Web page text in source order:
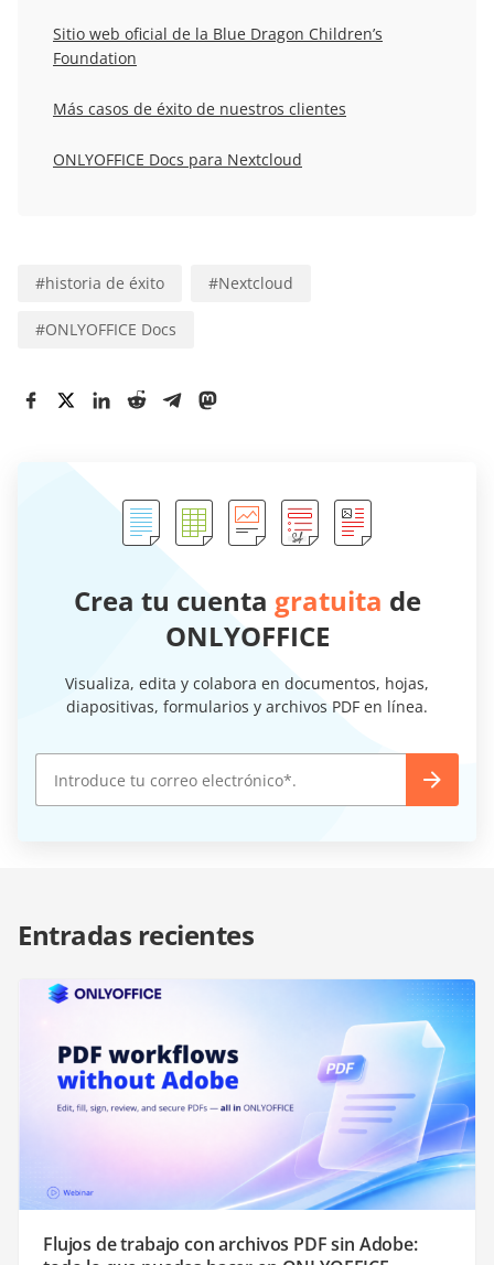
Sitio web oficial de la Blue Dragon Children’s
Foundation
Más casos de éxito de nuestros clientes
ONLYOFFICE Docs para Nextcloud
#historia de éxito #Nextcloud
#ONLYOFFICE Docs
Crea tu cuenta gratuita de
ONLYOFFICE
Visualiza, edita y colabora en documentos, hojas,
diapositivas, formularios y archivos PDF en línea.
Entradas recientes
Flujos de trabajo con archivos PDF sin Adobe: